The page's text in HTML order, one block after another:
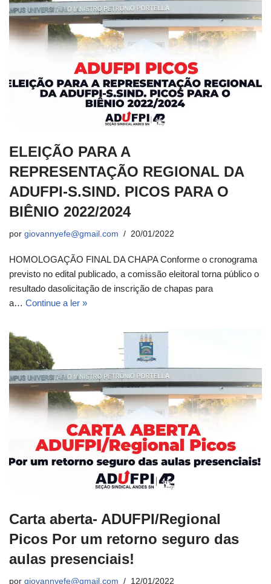
ELEIÇÃO PARA A
REPRESENTAÇÃO REGIONAL DA
ADUFPI-S.SIND. PICOS PARA O
BIÊNIO 2022/2024
por giovannyefe@gmail.com 20/01/2022
HOMOLOGAÇÃO FINAL DA CHAPA Conforme o cronograma
previsto no edital publicado, a comissão eleitoral torna público o
resultado dasolicitação de inscrição de chapas para
a… Continue a ler »
Carta aberta- ADUFPI/Regional
Picos Por um retorno seguro das
aulas presenciais!
por giovannyefe@gmail.com 12/01/2022